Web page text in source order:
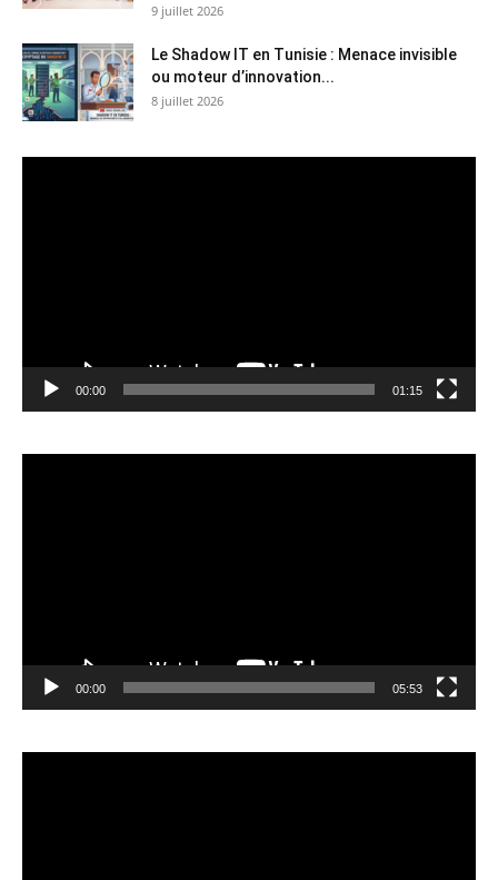
9 juillet 2026
Le Shadow IT en Tunisie : Menace invisible
ou moteur d’innovation...
8 juillet 2026
00:00 01:15
00:00 05:53